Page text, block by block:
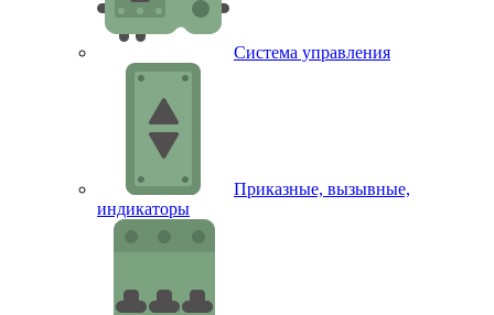
Система управления
Приказные, вызывные,
индикаторы